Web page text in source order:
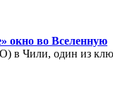
окно во Вселенную
в Чили, один из